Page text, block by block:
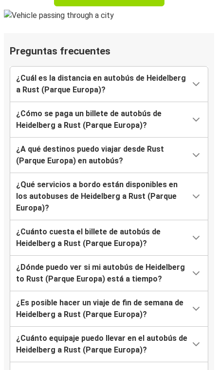
Preguntas frecuentes
¿Cuál es la distancia en autobús de Heidelberg
a Rust (Parque Europa)?
¿Cómo se paga un billete de autobús de
Heidelberg a Rust (Parque Europa)?
¿A qué destinos puedo viajar desde Rust
(Parque Europa) en autobús?
¿Qué servicios a bordo están disponibles en
los autobuses de Heidelberg a Rust (Parque
Europa)?
¿Cuánto cuesta el billete de autobús de
Heidelberg a Rust (Parque Europa)?
¿Dónde puedo ver si mi autobús de Heidelberg
to Rust (Parque Europa) está a tiempo?
¿Es posible hacer un viaje de fin de semana de
Heidelberg a Rust (Parque Europa)?
¿Cuánto equipaje puedo llevar en el autobús de
Heidelberg a Rust (Parque Europa)?